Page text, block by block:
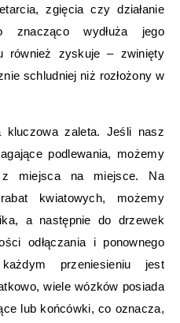
zgięcia czy działanie
znacząco wydłuża jego
również zyskuje – zwinięty
schludniej niż rozłożony w
kluczowa zaleta. Jeśli nasz
podlewania, możemy
z miejsca na miejsce. Na
kwiatowych, możemy
a następnie do drzewek
odłączania i ponownego
przeniesieniu jest
wiele wózków posiada
lub końcówki, co oznacza,